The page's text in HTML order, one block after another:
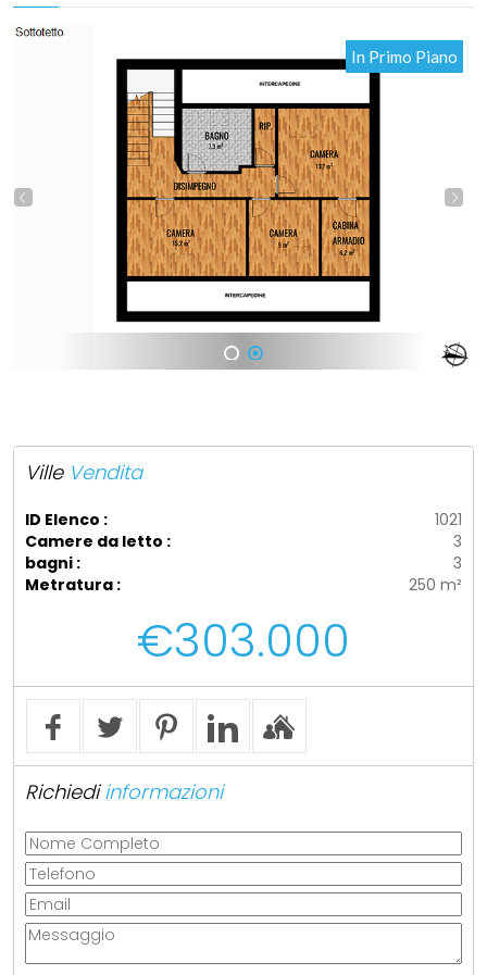
1 2
In Primo Piano
VilleVendita
ID Elenco :
1021
Camere da letto :
3
bagni :
3
Metratura :
250 m²
€303.000
Richiediinformazioni